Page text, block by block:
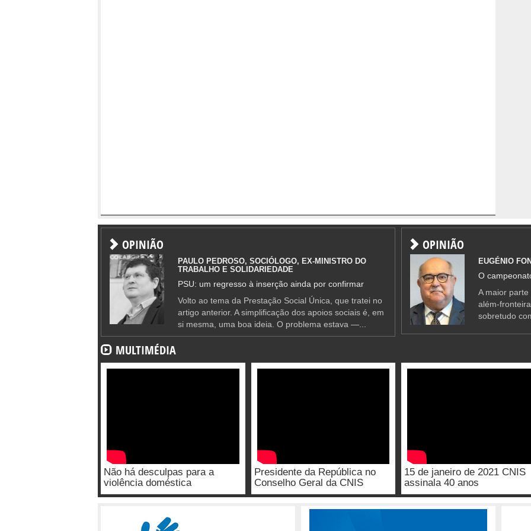
OPINIÃO
PAULO PEDROSO, SOCIÓLOGO, EX-MINISTRO DO
TRABALHO E SOLIDARIEDADE
PSU: um regresso à inserção ainda por confirmar
Volto ao tema da Prestação Social Única, que tratei no
artigo anterior. A simplificação dos apoios sociais é, em
si mesma, uma boa ideia. O problema estava —...
OPINIÃO
EUGÉNIO
O
A maior
além-
sobretudo
MULTIMÉDIA
Não há desculpas para a
violência doméstica
Presidente da República no
Conselho Geral da CNIS
15 de janeiro de 2021 CNIS
assinala 40 anos